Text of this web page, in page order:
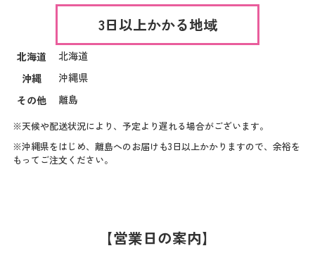
3日以上かかる地域
北海道
北海道
沖縄
沖縄県
その他
離島
※天候や配送状況により、予定より遅れる場合がございます。
※沖縄県をはじめ、離島へのお届けも3日以上かかりますので、余裕を
もってご注文ください。
【営業日の案内】